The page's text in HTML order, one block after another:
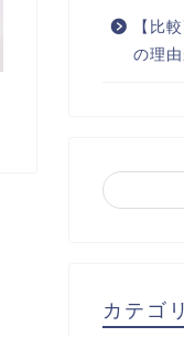
【比
の理
カテゴ